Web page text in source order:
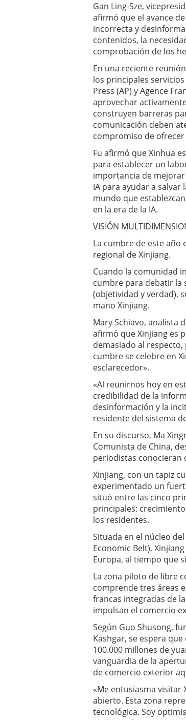
Gan Ling-Sze,
afirmó que el avance
incorrecta y
contenidos, la
comprobación de los
En una reciente
los principales
Press (AP) y Agence
aprovechar
construyen barreras
comunicación deben
compromiso de ofrecer
Fu afirmó que Xinhua
para establecer un
importancia de
IA para ayudar a salvar
mundo que
en la era de la IA.
VISIÓN
La cumbre de este
regional de Xinjiang.
Cuando la comunidad
cumbre para debatir la
(objetividad y verdad),
mano Xinjiang.
Mary Schiavo, analista
afirmó que Xinjiang es
demasiado al
cumbre se celebre en
esclarecedor».
«Al reunirnos hoy en
credibilidad de la
desinformación y la
residente del sistema
En su discurso, Ma
Comunista de China,
periodistas conocieran
Xinjiang, con un tapiz
experimentado un
situó entre las cinco
principales:
los residentes.
Situada en el núcleo
Economic Belt),
Europa, al tiempo que
La zona piloto de libre
comprende tres áreas
francas integradas de
impulsan el comercio
Según Guo Shusong,
Kashgar, se espera
100.000 millones de
vanguardia de la
de comercio exterior
«Me entusiasma visitar
abierto. Esta zona
tecnológica. Soy